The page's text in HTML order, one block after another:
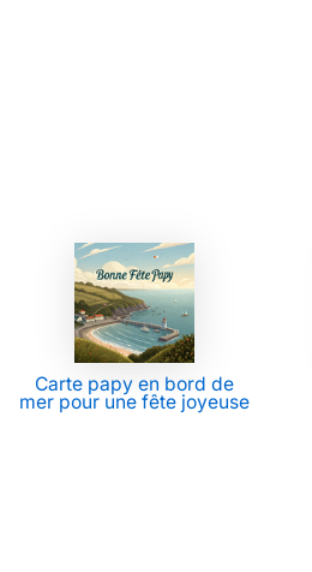
Carte papy en bord de
mer pour une fête joyeuse